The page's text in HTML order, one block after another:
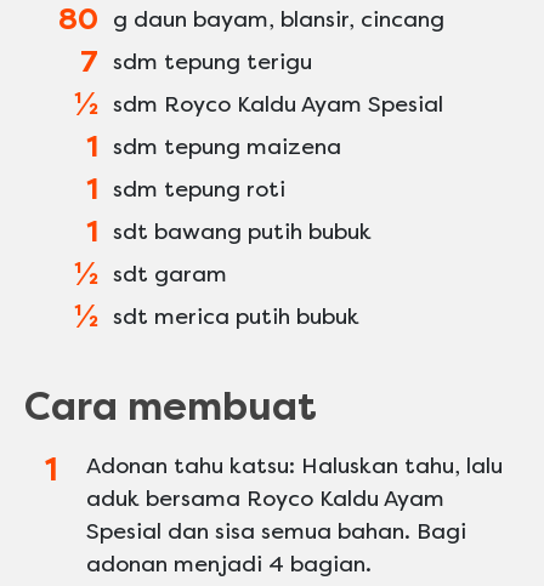
80 g daun bayam, blansir, cincang
7 sdm tepung terigu
½ sdm Royco Kaldu Ayam Spesial
1 sdm tepung maizena
1 sdm tepung roti
1 sdt bawang putih bubuk
½ sdt garam
½ sdt merica putih bubuk
Cara membuat
Adonan tahu katsu: Haluskan tahu, lalu
aduk bersama Royco Kaldu Ayam
Spesial dan sisa semua bahan. Bagi
adonan menjadi 4 bagian.